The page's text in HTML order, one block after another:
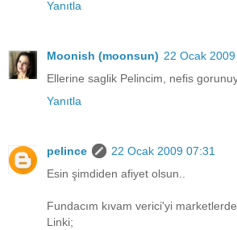
Yanıtla
Moonish (moonsun) 22 Ocak
Ellerine saglik Pelincim, nefis
Yanıtla
pelince
22 Ocak 2009 07:31
Esin şimdiden afiyet olsun..
Fundacım kıvam verici'yi
Linki;